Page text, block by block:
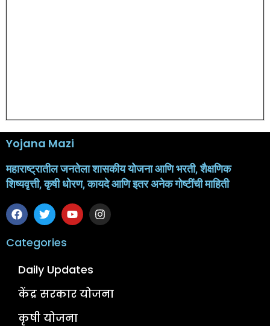
Yojana Mazi
महाराष्ट्रातील जनतेला शासकीय योजना आणि भरती, शैक्षणिक
शिष्यवृत्ती, कृषी धोरण, कायदे आणि इतर अनेक गोष्टींची माहिती
Categories
Daily Updates
केंद्र सरकार योजना
कृषी योजना